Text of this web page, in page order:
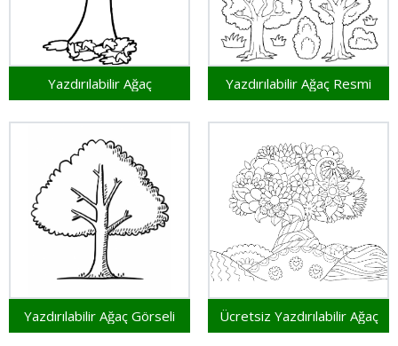
Yazdırılabilir Ağaç Yazdırılabilir Ağaç Resmi
Yazdırılabilir Ağaç Görseli Ücretsiz Yazdırılabilir Ağaç